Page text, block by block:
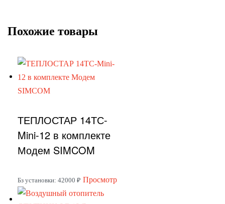
Похожие товары
ТЕПЛОСТАР 14ТС-
Mini-12 в комплекте
Модем SIMCOM
Бз установки: 42000 ₽ ПросмотрЭтот